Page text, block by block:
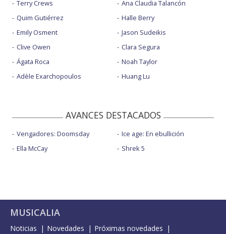
Terry Crews
Quim Gutiérrez
Emily Osment
Clive Owen
Ágata Roca
Adèle Exarchopoulos
Ana Claudia Talancón
Halle Berry
Jason Sudeikis
Clara Segura
Noah Taylor
Huang Lu
AVANCES DESTACADOS
Vengadores: Doomsday
Ella McCay
Ice age: En ebullición
Shrek 5
MUSICALIA
Noticias Novedades
Próximas novedades